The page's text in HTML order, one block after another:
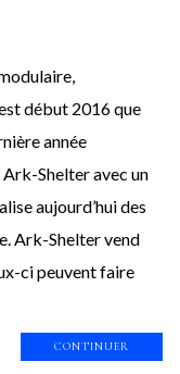
début 2016 que
année
Ark-Shelter avec un
aujourd’hui des
Ark-Shelter vend
ci peuvent faire
CONTINUER